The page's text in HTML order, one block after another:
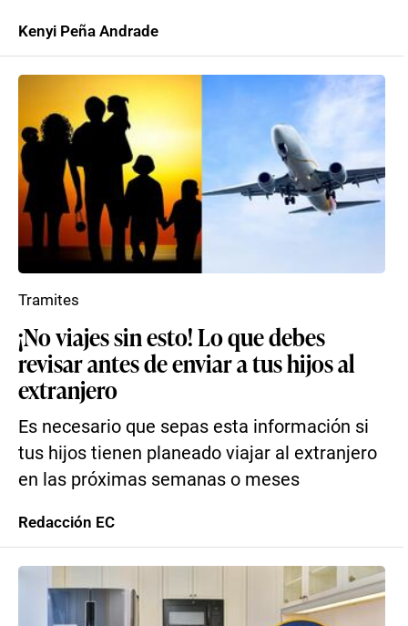
Kenyi Peña Andrade
¡No viajes sin esto! Lo que debes
revisar antes de enviar a tus hijos al
extranjero
Es necesario que sepas esta información si
tus hijos tienen planeado viajar al extranjero
en las próximas semanas o meses
Tramites
Redacción EC